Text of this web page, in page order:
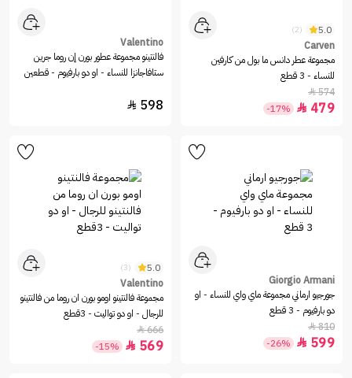
5.0
(2)
Carven
مجموعة عطر دانس ما بول من كارفين
للنساء - 3 قطع
574

479

-17%
Valentino
فالنتينو مجموعة عطور بورن إن روما جرين
ستافاجانزا للنساء - او دو بارفيوم - قطعين
598

Giorgio Armani
جورجيو ارماني مجموعة ماي واي للنساء - او
دو بارفيوم - 3 قطع
810

599

-26%
5.0
(3)
Valentino
مجموعة فالنتينو اومو بورن ان روما من فالنتينو
للرجال - او دو تواليت - 3قطع
666

569

-15%